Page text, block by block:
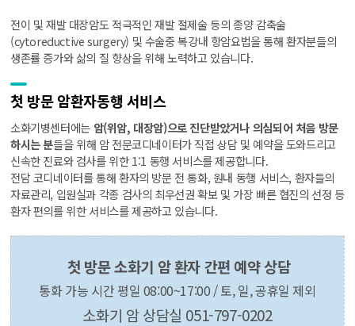
전이 및 재발 대장암도 적극적인 재발 절제술 등의 종양 감축술
(cytoreductive surgery) 및 수술중 복강내 항암요법을 통해 환자분들의
생존률 증가와 삶의 질 향상을 위해 노력하고 있습니다.
첫 방문 암환자동행 서비스
소화기병센터에는 암(위암, 대장암)으로 진단받았거나 의심되어 처음 방문
하시는 분들을 위해 암 전문코디네이터가 직접 상담 및 예약을 도와드리고
신속한 진료와 검사를 위한 1:1 동행 서비스를 제공합니다.
전담 코디네이터를 통해 환자의 방문 전 통화, 원내 동행 서비스, 환자들의
자료관리, 입원실과 각종 검사의 최우선권 확보 및 가장 빠른 협진의 선정 등
환자 편의를 위한 서비스를 제공하고 있습니다.
첫 방문 소화기 암 환자 간편 예약 상담
통화 가능 시간 평일 08:00~17:00 / 토, 일, 공휴일 제외
소화기 암 상담실 051-797-0202